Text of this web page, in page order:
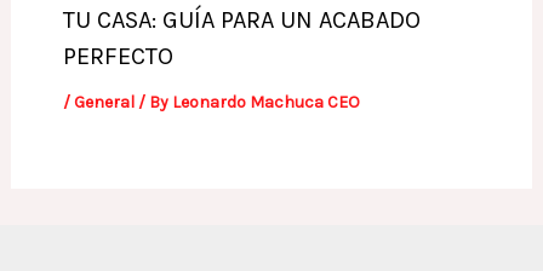
TU CASA: GUÍA PARA UN ACABADO
PERFECTO
/General/ By Leonardo Machuca CEO